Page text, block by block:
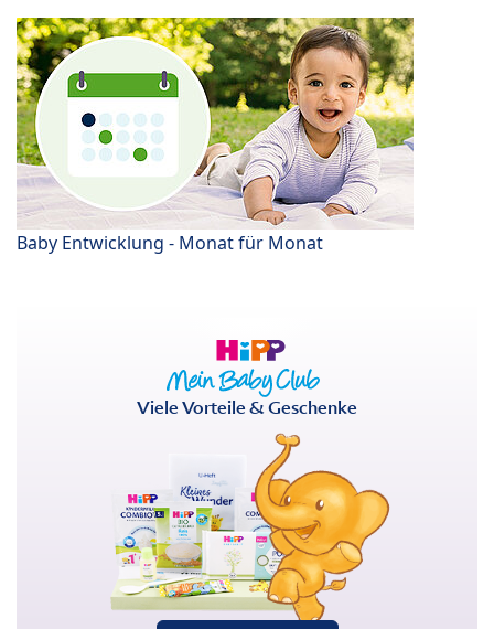
Baby Entwicklung - Monat für Monat
Viele Vorteile & Geschenke